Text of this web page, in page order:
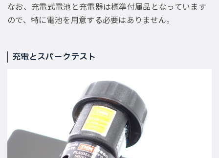
なお、充電式電池と充電器は標準付属品となっています
ので、特に電池を用意する必要はありません。
充電とスパークテスト